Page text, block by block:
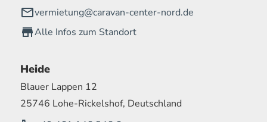
vermietung@caravan-center-nord.de
Alle Infos zum Standort
Heide
Blauer Lappen 12
25746 Lohe-Rickelshof, Deutschland